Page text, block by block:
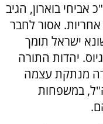
אביחי בוארון, הגיב
אסור לחבר
ישראל תומך
‏יהדות התורה
מנתקת עצמה
במשפחות